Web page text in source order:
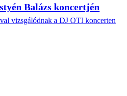
Balázs koncertjén
vizsgálódnak a DJ OTI koncerten